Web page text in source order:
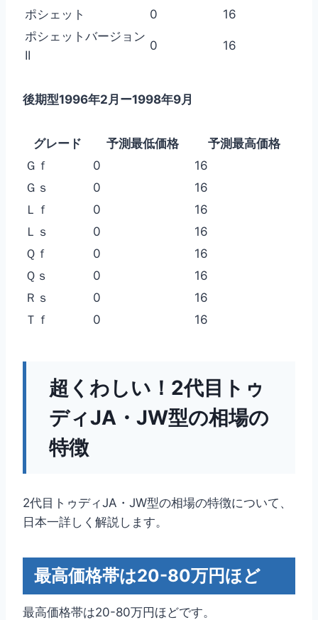
ポシェット
0
16
ポシェットバージョン
II
0 16
後期型1996年2月ー1998年9月
グレード 予測最低価格
予測最高価格
Ｇｆ
0
16
Ｇｓ
0
16
Ｌｆ
0
16
Ｌｓ
0
16
Ｑｆ
0
16
Ｑｓ
0
16
Ｒｓ
0
16
Ｔｆ
0 16
超くわしい！2代目トゥ
ディJA・JW型の相場の
特徴
2代目トゥディJA・JW型の相場の特徴について、
日本一詳しく解説します。
最高価格帯は20-80万円ほど
最高価格帯は20-80万円ほどです。